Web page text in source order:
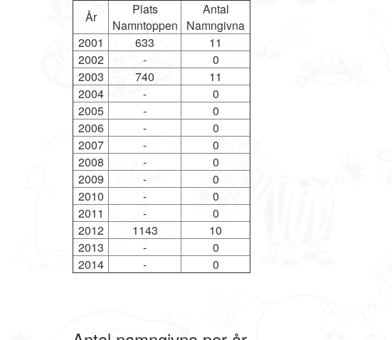
År
Plats
Namntoppen
Antal
Namngivna
2001
633
11
2002
-
0
2003
740
11
2004
-
0
2005
-
0
2006
-
0
2007
-
0
2008
-
0
2009
-
0
2010
-
0
2011
-
0
2012
1143
10
2013
-
0
2014
- 0